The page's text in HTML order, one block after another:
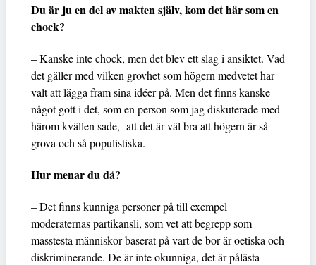
Du är ju en del av makten själv, kom det här som en
chock?
– Kanske inte chock, men det blev ett slag i ansiktet. Vad
det gäller med vilken grovhet som högern medvetet har
valt att lägga fram sina idéer på. Men det finns kanske
något gott i det, som en person som jag diskuterade med
härom kvällen sade, att det är väl bra att högern är så
grova och så populistiska.
Hur menar du då?
– Det finns kunniga personer på till exempel
moderaternas partikansli, som vet att begrepp som
masstesta människor baserat på vart de bor är oetiska och
diskriminerande. De är inte okunniga, det är pålästa